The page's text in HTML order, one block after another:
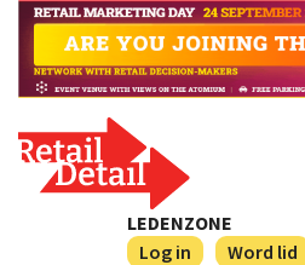
LEDENZONE
Log in
Word lid